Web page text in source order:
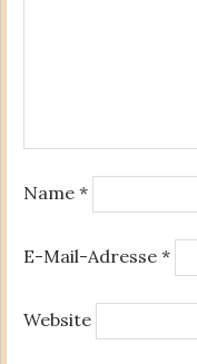
Name *
E-Mail-Adresse *
Website